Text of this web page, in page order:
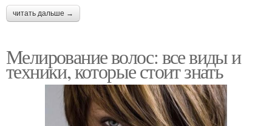
читать дальше →
Мелирование волос: все виды и
техники, которые стоит знать